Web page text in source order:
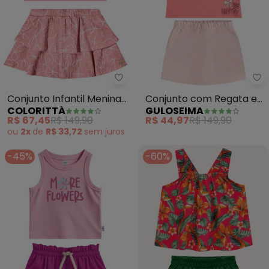
Colorittá - Conjunto Infantil
Conjunto Infantil Menina
Laços Babado (Rosa)
COLORITTÁ
R$ 67,45R$ 149,90
ou 2x de R$ 33,72 sem juros
Conjunto com Regata e
Short-Saia (Rosa)
GULOSEIMA
R$ 44,97R$ 149,90
-45% -60%